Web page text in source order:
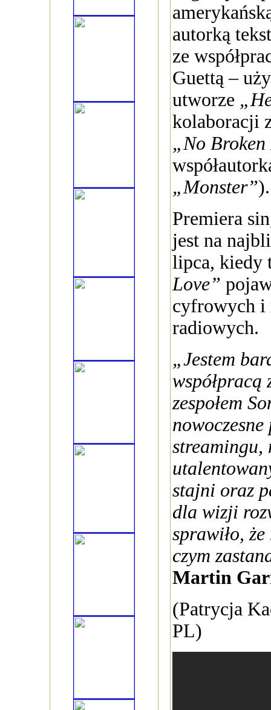
autorką
ze
Guettą –
utworze
kolaboracji
„No
„Monster”).
Premiera
jest na
lipca, kiedy
Love”
cyfrowych i
radiowych.
„Jestem
współpracą
zespołem
streamingu,
stajni oraz
dla wizji
sprawiło,
czym
Martin
(Patrycja
PL)